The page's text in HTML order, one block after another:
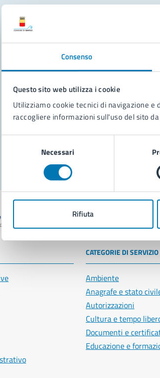
Consenso
Questo sito web utilizza i cookie
Utilizziamo cookie tecnici di navigazione
raccogliere informazioni sull'uso del sito
Necessari
Rifiuta
Problemi
Segnala
Comune di Napoli
CATEGORIE DI SERVIZIO
Ambiente
Anagrafe e stato
Autorizzazioni
Cultura e tempo
Documenti e
Educazione e